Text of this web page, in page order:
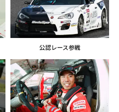
公認レース参戦